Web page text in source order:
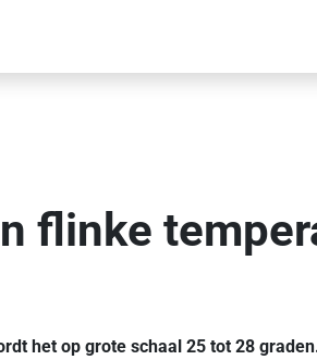
flinke
het op grote schaal 25 tot 28